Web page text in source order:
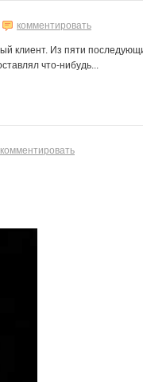
комментировать
клиент. Из пяти
что-нибудь...
комментировать